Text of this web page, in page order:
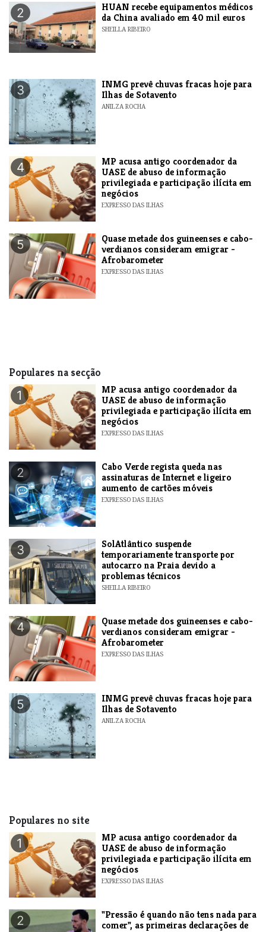
2
HUAN recebe equipamentos médicos
da China avaliado em 40 mil euros
SHEILLA RIBEIRO
3
INMG prevê chuvas fracas hoje para
Ilhas de Sotavento
ANILZA ROCHA
4
MP acusa antigo coordenador da
UASE de abuso de informação
privilegiada e participação ilícita em
negócios
EXPRESSO DAS ILHAS
5
Quase metade dos guineenses e cabo-
verdianos consideram emigrar -
Afrobarometer
EXPRESSO DAS ILHAS
Populares na secção
1
MP acusa antigo coordenador da
UASE de abuso de informação
privilegiada e participação ilícita em
negócios
EXPRESSO DAS ILHAS
2
Cabo Verde regista queda nas
assinaturas de Internet e ligeiro
aumento de cartões móveis
EXPRESSO DAS ILHAS
3
SolAtlântico suspende
temporariamente transporte por
autocarro na Praia devido a
problemas técnicos
SHEILLA RIBEIRO
4
Quase metade dos guineenses e cabo-
verdianos consideram emigrar -
Afrobarometer
EXPRESSO DAS ILHAS
5
INMG prevê chuvas fracas hoje para
Ilhas de Sotavento
ANILZA ROCHA
Populares no site
1
MP acusa antigo coordenador da
UASE de abuso de informação
privilegiada e participação ilícita em
negócios
EXPRESSO DAS ILHAS
2
"Pressão é quando não tens nada para
comer", as primeiras declarações de